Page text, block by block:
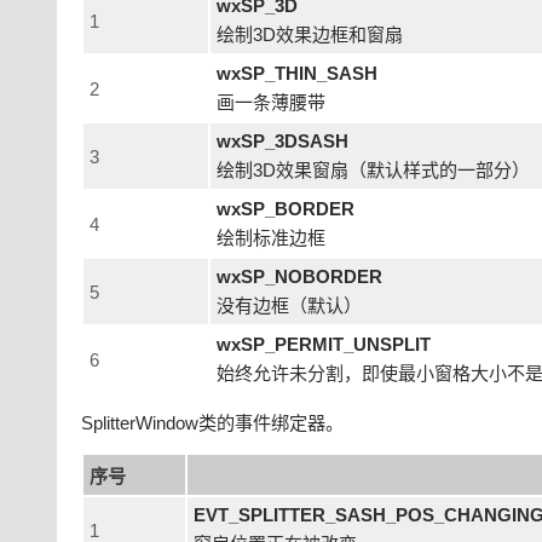
1
wxSP_3D
绘制3D效果边框和窗扇
2
wxSP_THIN_SASH
画一条薄腰带
3
wxSP_3DSASH
绘制3D效果窗扇（默认样式的一部分）
4
wxSP_BORDER
绘制标准边框
5
wxSP_NOBORDER
没有边框（默认）
6
wxSP_PERMIT_UNSPLIT
始终允许未分割，即使最小窗格大小不
SplitterWindow类的事件绑定器。
序号
1
EVT_SPLITTER_SASH_POS_CHANGING